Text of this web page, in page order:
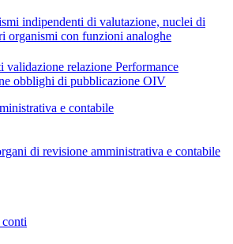
indipendenti di valutazione, nuclei di
organismi con funzioni analoghe
validazione relazione Performance
obblighi di pubblicazione OIV
e contabile
di revisione amministrativa e contabile